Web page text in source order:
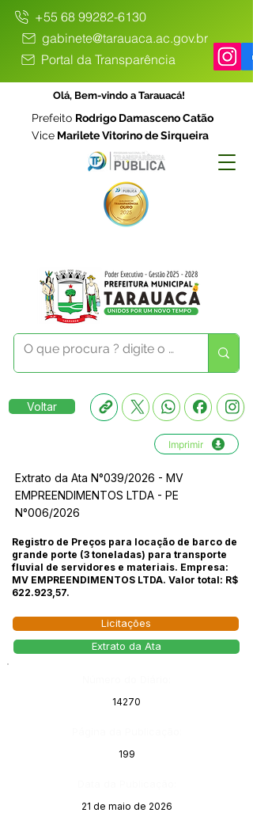
+55 68 99282-6130
gabinete@tarauaca.ac.gov.br
Portal da Transparência
Olá, Bem-vindo a Tarauacá!
Prefeito Rodrigo Damasceno Catão
Vice Marilete Vitorino de Sirqueira
Voltar
Imprimir
Extrato da Ata N°039/2026 - MV
EMPREENDIMENTOS LTDA - PE
N°006/2026
Registro de Preços para locação de barco de
grande porte (3 toneladas) para transporte
fluvial de servidores e materiais. Empresa:
MV EMPREENDIMENTOS LTDA. Valor total: R$
622.923,57.
Licitações
Extrato da Ata
14270
199
21 de maio de 2026